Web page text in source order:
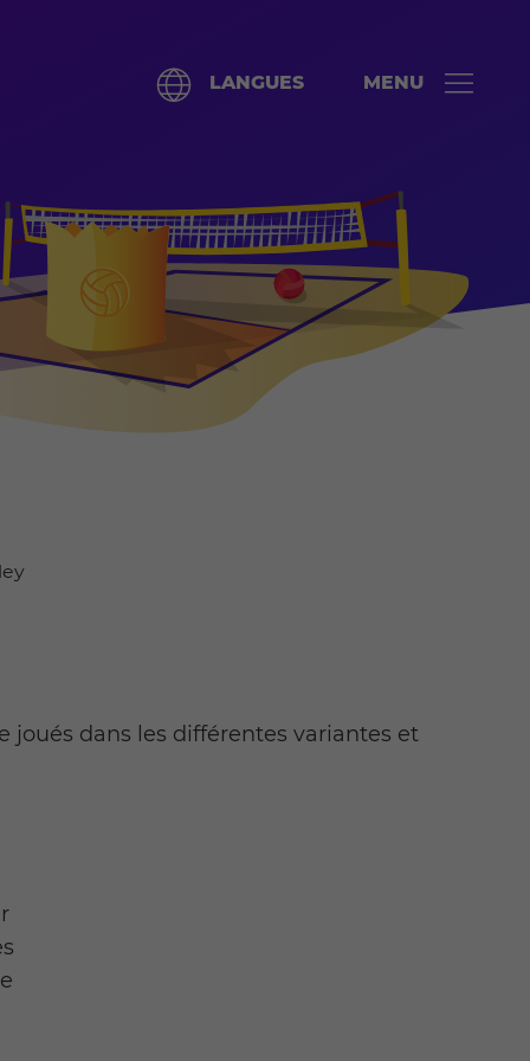
LANGUES MENU
dans les différentes variantes et